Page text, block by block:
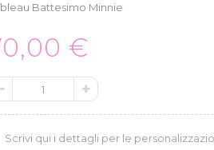
Battesimo Minnie
€